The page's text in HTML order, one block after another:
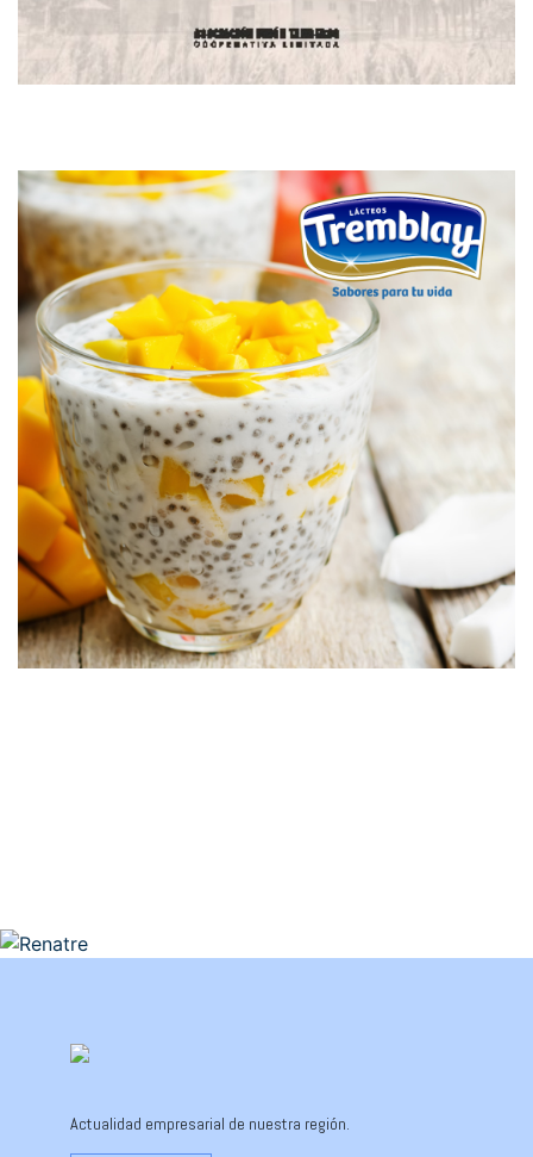
Actualidad empresarial de nuestra región.